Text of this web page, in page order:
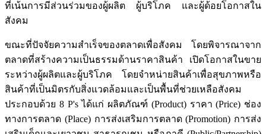
ที่เน้นการมีส่วนร่วมของผู้ผลิต ผู้บริโภค และผู้ด้อยโอกาสใน
สังคม
ขณะที่ปัจจัยความสำเร็จของตลาดเพื่อสังคม โดยพิจารณาจาก
ตลาดที่สร้างความเป็นธรรมด้านราคาสินค้า เปิดโอกาสในขาย
ระหว่างผู้ผลิตและผู้บริโภค โดยจำหน่ายสินค้าเพื่อสุขภาพหรือ
สินค้าที่เป็นมิตรกับสิ่งแวดล้อมและเป็นพื้นที่ช่วยเหลือสังคม
ประกอบด้วย 8 P's ได้แก่ ผลิตภัณฑ์ (Product) ราคา (Price) ช่อง
ทางการตลาด (Place) การส่งเสริมการตลาด (Promotion) การส่ง